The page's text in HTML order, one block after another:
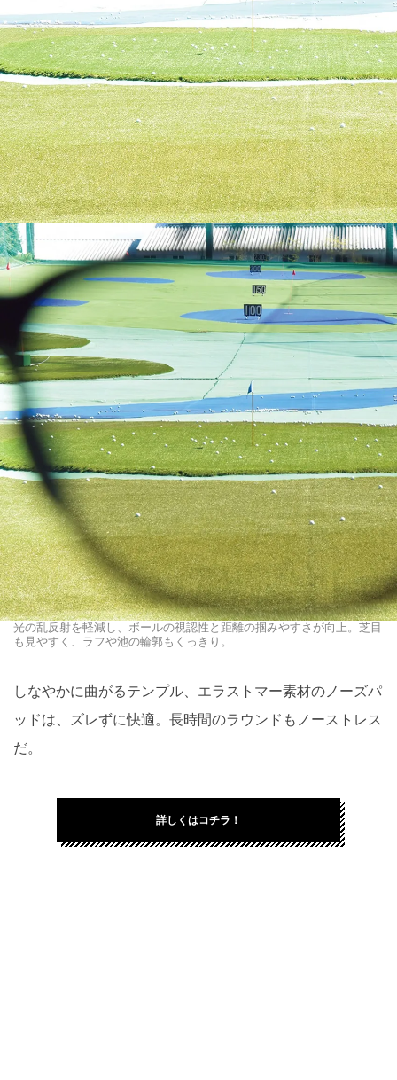
光の乱反射を軽減し、ボールの視認性と距離の掴みやすさが向上。芝目
も見やすく、ラフや池の輪郭もくっきり。
しなやかに曲がるテンプル、エラストマー素材のノーズパ
ッドは、ズレずに快適。長時間のラウンドもノーストレス
だ。
詳しくはコチラ！